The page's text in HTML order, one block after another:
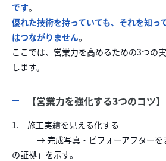
です。
優れた技術を持っていても、それを知っ
はつながりません。
ここでは、営業力を高めるための3つの
します。
【営業力を強化する3つのコツ】
1. 施工実績を見える化する
→ 完成写真・ビフォーアフターを
の証拠」を示す。